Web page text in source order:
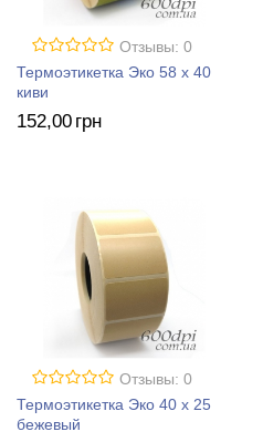
Отзывы: 0
Термоэтикетка Эко 58 x 40
киви
152,00 грн
Отзывы: 0
Термоэтикетка Эко 40 x 25
бежевый